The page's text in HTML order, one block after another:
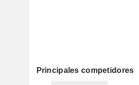
Principales competidores